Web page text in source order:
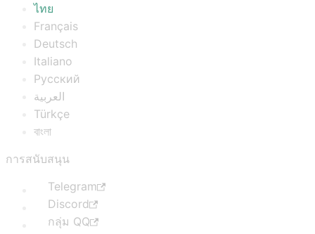
ไทย
Français
Deutsch
Italiano
Русский
العربية
Türkçe
বাংলা
การสนับสนุน
Telegram
Discord
กลุ่ม QQ